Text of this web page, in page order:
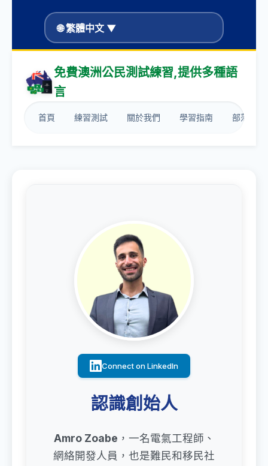
🌐 繁體中文 ▼
免費澳洲公民測試練習,提供多種語
言
首頁 練習測試 關於我們 學習指南 部落格
Connect on LinkedIn
認識創始人
Amro Zoabe ，一名電氣工程師、
網絡開發人員，也是難民和移民社